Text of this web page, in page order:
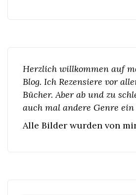
Herzlich willkommen auf
Blog. Ich Rezensiere vor
Bücher. Aber ab und zu
auch mal andere Genre ein
Alle Bilder wurden von